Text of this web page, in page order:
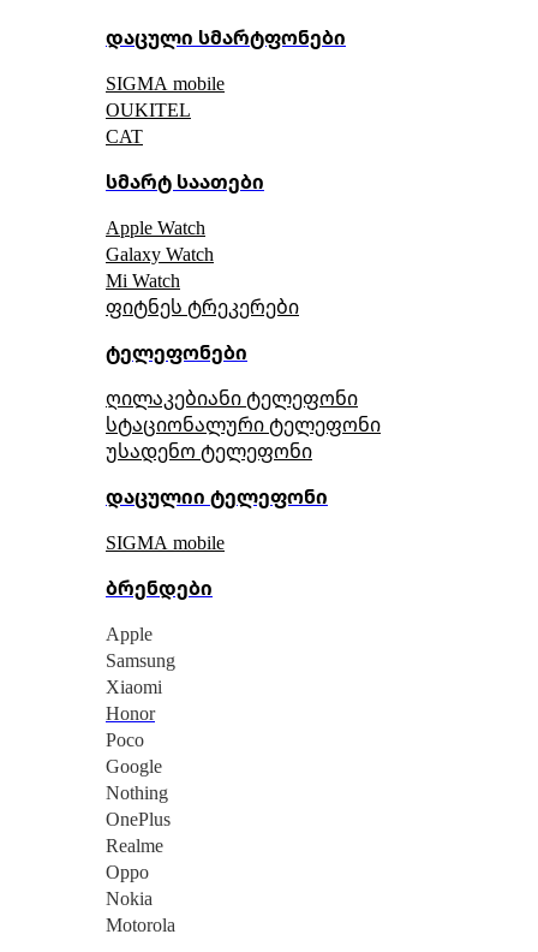
დაცული სმარტფონები
SIGMA mobile
OUKITEL
CAT
სმარტ საათები
Apple Watch
Galaxy Watch
Mi Watch
ფიტნეს ტრეკერები
ტელეფონები
ღილაკებიანი ტელეფონი
სტაციონალური ტელეფონი
უსადენო ტელეფონი
დაცულიი ტელეფონი
SIGMA mobile
ბრენდები
Apple
Samsung
Xiaomi
Honor
Poco
Google
Nothing
OnePlus
Realme
Oppo
Nokia
Motorola